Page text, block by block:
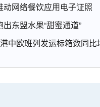
动网络餐饮应用电子证照
东盟水果“甜蜜通道”
中欧班列发运标箱数同比